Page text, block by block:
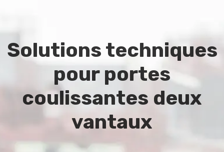
Solutions techniques
pour portes
coulissantes deux
vantaux